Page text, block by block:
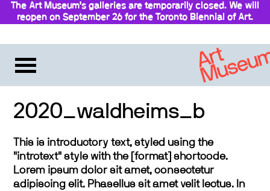
The Art Museum’s galleries are temporarily closed. We will
reopen on September 26 for the Toronto Biennial of Art.
2020_waldheims_b
This is introductory text, styled using the
"introtext" style with the [format] shortcode.
Lorem ipsum dolor sit amet, consectetur
adipiscing elit. Phasellus sit amet velit lectus. In